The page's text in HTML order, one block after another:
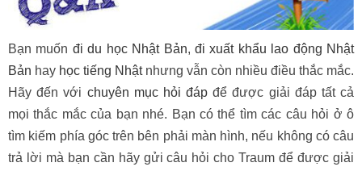
Bạn muốn đi du học Nhật Bản, đi xuất khẩu lao động Nhật
Bản hay học tiếng Nhậtnhưng vẫn còn nhiều điều thắc mắc.
Hãy đến với chuyên mục hỏi đáp để được giải đáp tất cả
mọi thắc mắc của bạn nhé. Bạn có thể tìm các câu hỏi ở ô
tìm kiếm phía góc trên bên phải màn hình, nếu không có câu
trả lời mà bạn cần hãy gửi câu hỏi cho Traum để được giải